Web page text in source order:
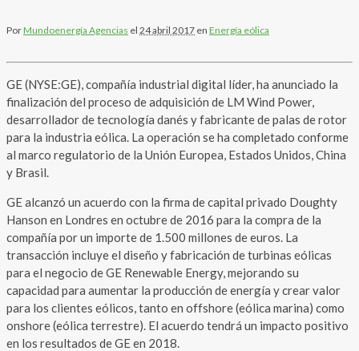
PorMundoenergía Agencias el 24 abril 2017 en Energía eólica
GE (NYSE:GE), compañía industrial digital líder, ha anunciado la
finalización del proceso de adquisición de LM Wind Power,
desarrollador de tecnología danés y fabricante de palas de rotor
para la industria eólica. La operación se ha completado conforme
al marco regulatorio de la Unión Europea, Estados Unidos, China
y Brasil.
GE alcanzó un acuerdo con la firma de capital privado Doughty
Hanson en Londres en octubre de 2016 para la compra de la
compañía por un importe de 1.500 millones de euros. La
transacción incluye el diseño y fabricación de turbinas eólicas
para el negocio de GE Renewable Energy, mejorando su
capacidad para aumentar la producción de energía y crear valor
para los clientes eólicos, tanto en offshore (eólica marina) como
onshore (eólica terrestre). El acuerdo tendrá un impacto positivo
en los resultados de GE en 2018.